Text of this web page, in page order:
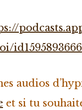
id1595893666
audios
et si tu